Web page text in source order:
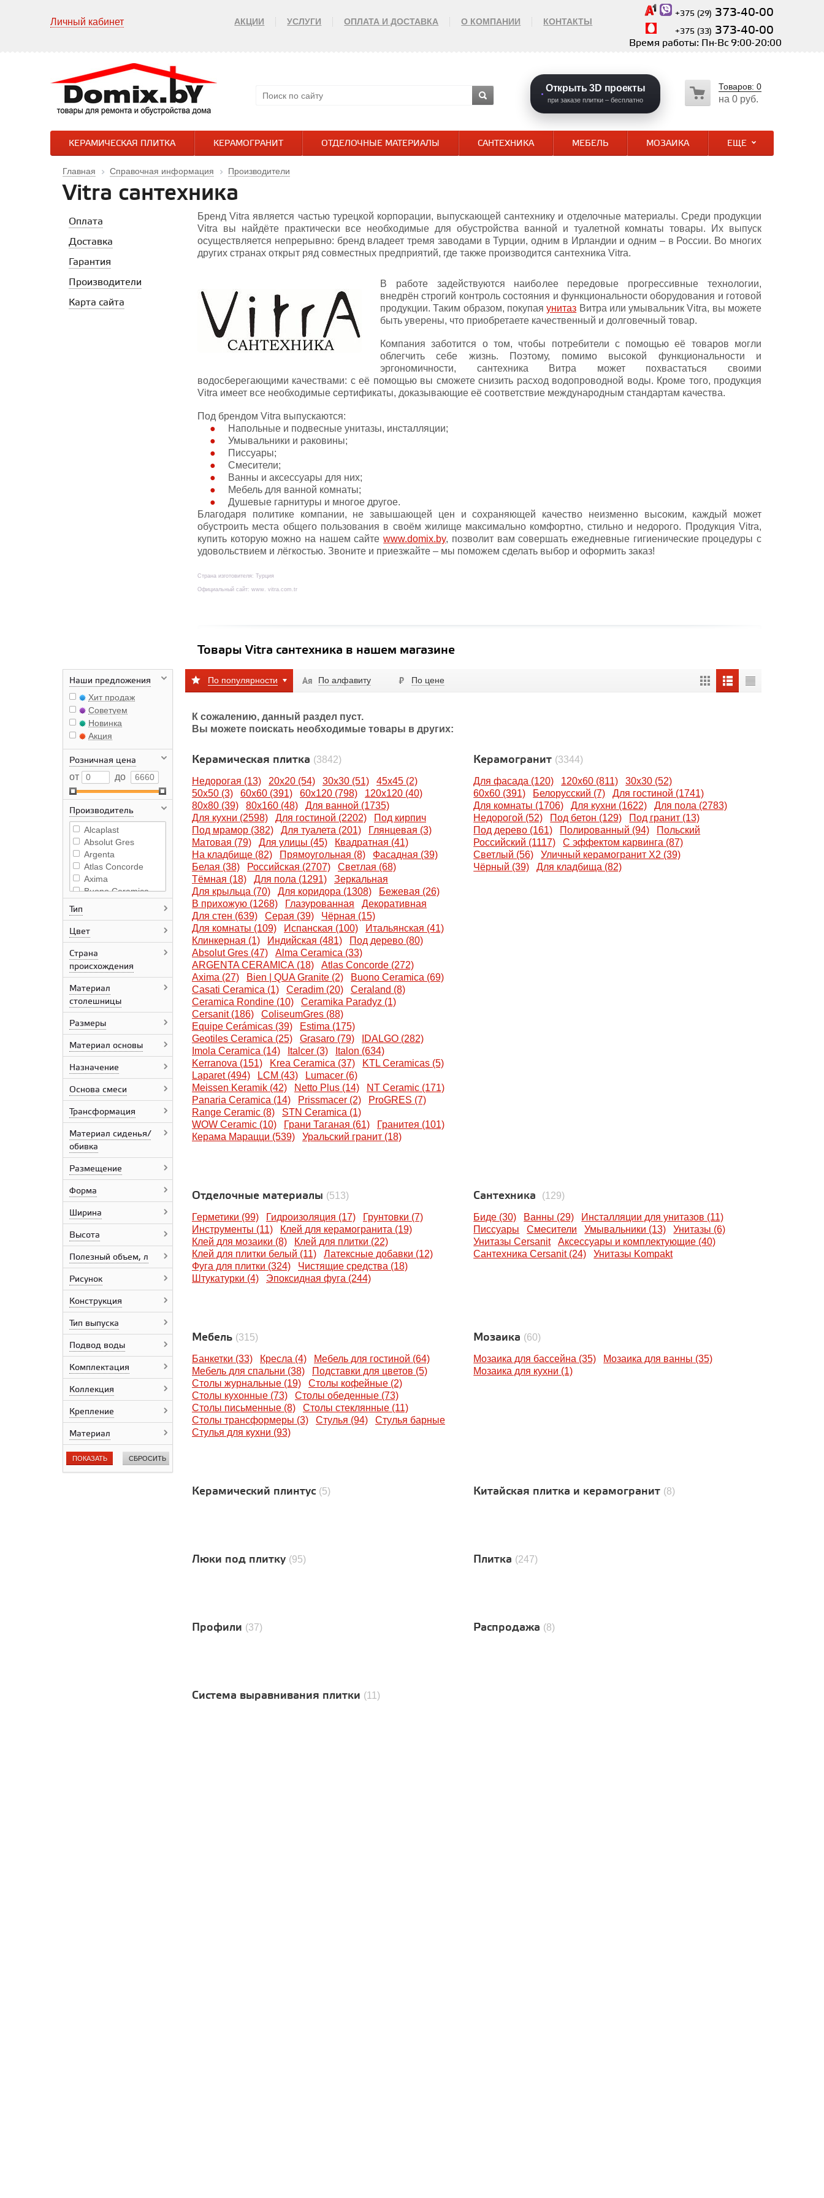
Личный кабинет АКЦИИ УСЛУГИ ОПЛАТА И ДОСТАВКА О КОМПАНИИ КОНТАКТЫ
+375 (29) 373-40-00
+375 (33) 373-40-00
Время работы: Пн-Вс 9:00-20:00
Открыть 3D проекты
при заказе плитки – бесплатно
Товаров: 0
на 0 руб.
КЕРАМИЧЕСКАЯ ПЛИТКА КЕРАМОГРАНИТ ОТДЕЛОЧНЫЕ МАТЕРИАЛЫ САНТЕХНИКА МЕБЕЛЬ МОЗАИКА ЕЩЕ
Главная Справочная информация Производители
Vitra сантехника
Оплата
Доставка
Гарантия
Производители
Карта сайта
Бренд Vitra является частью турецкой корпорации, выпускающей сантехнику и отделочные материалы. Среди продукции
Vitra вы найдёте практически все необходимые для обустройства ванной и туалетной комнаты товары. Их выпуск
осуществляется непрерывно: бренд владеет тремя заводами в Турции, одним в Ирландии и одним – в России. Во многих
других странах открыт ряд совместных предприятий, где также производится сантехника Vitra.
В работе задействуются наиболее передовые прогрессивные технологии,
внедрён строгий контроль состояния и функциональности оборудования и готовой
продукции. Таким образом, покупаяунитаз Витра или умывальник Vitra, вы можете
быть уверены, что приобретаете качественный и долговечный товар.
Компания заботится о том, чтобы потребители с помощью её товаров могли
облегчить себе жизнь. Поэтому, помимо высокой функциональности и
эргономичности, сантехника Витра может похвастаться своими
водосберегающими качествами: с её помощью вы сможете снизить расход водопроводной воды. Кроме того, продукция
Vitra имеет все необходимые сертификаты, доказывающие её соответствие международным стандартам качества.
Под брендом Vitra выпускаются:
Напольные и подвесные унитазы, инсталляции;
Умывальники и раковины;
Писсуары;
Смесители;
Ванны и аксессуары для них;
Мебель для ванной комнаты;
Душевые гарнитуры и многое другое.
Благодаря политике компании, не завышающей цен и сохраняющей качество неизменно высоким, каждый может
обустроить места общего пользования в своём жилище максимально комфортно, стильно и недорого. Продукция Vitra,
купить которую можно на нашем сайтеwww.domix.by, позволит вам совершать ежедневные гигиенические процедуры с
удовольствием и лёгкостью. Звоните и приезжайте – мы поможем сделать выбор и оформить заказ!
Страна изготовителя: Турция
Официальный сайт: www. vitra.com.tr
Товары Vitra сантехника в нашем магазине
Наши предложения
Хит продаж
Советуем
Новинка
Акция
Розничная цена
от
до
Производитель
Alcaplast
Absolut Gres
Argenta
Atlas Concorde
Axima
Buono Ceramica
Grossman
Geotiles Ceramica
Bonapart
Bonito Home
ColiseumGres
Ceramica Rondine
Casati Ceramica
Creavit
Cersanit
сантехника
Cersanit
Ceresit
Ceraland
Cerrad
Equipe Cerámicas
Estima
Ceramika Paradyz
Geberit
Italon
Imola Ceramica
IDALGO
KTL Ceramicas
Krea Ceramica
Kerakoll
Kerranova
Laparet
LCM
Lumacer
Mito
Motive
Meissen Keramik
Netto Plus
NT Ceramic
Panaria Ceramica
Prissmacer
ProGRES
Roca
Sopro
STN Ceramica
Range Ceramic
Wow Ceramic
Тип
Цвет
Страна
происхождения
Материал
столешницы
Размеры
Материал основы
Назначение
Основа смеси
Трансформация
Материал сиденья/
обивка
Размещение
Форма
Ширина
Высота
Полезный объем, л
Рисунок
Конструкция
Тип выпуска
Подвод воды
Комплектация
Коллекция
Крепление
Материал
ПОКАЗАТЬ СБРОСИТЬ
По популярности По алфавиту По цене
К сожалению, данный раздел пуст.
Вы можете поискать необходимые товары в других:
Керамическая плитка (3842)
Недорогая (13) 20x20 (54) 30x30 (51)
45x45 (2)
50x50 (3)
60x60 (391) 60x120 (798)
120x120 (40)
80х80 (39)
80х160 (48)
Для ванной (1735)
Для кухни (2598)
Для гостиной (2202)
Под кирпич
Под мрамор (382)
Для туалета (201)
Глянцевая (3)
Матовая (79)
Для улицы (45)
Квадратная (41)
На кладбище (82)
Прямоугольная (8)
Фасадная (39)
Белая (38)
Российская (2707)
Светлая (68)
Тёмная (18)
Для пола (1291)
Зеркальная
Для крыльца (70)
Для коридора (1308)
Бежевая (26)
В прихожую (1268)
Глазурованная
Декоративная
Для стен (639)
Серая (39)
Чёрная (15)
Для комнаты (109)
Испанская (100)
Итальянская (41)
Клинкерная (1)
Индийская (481)
Под дерево (80)
Absolut Gres (47)
Alma Ceramica (33)
ARGENTA CERAMICA (18)
Atlas Concorde (272)
Axima (27)
Bien | QUA Granite (2)
Buono Ceramica (69)
Casati Ceramica (1)
Ceradim (20)
Ceraland (8)
Ceramica Rondine (10)
Ceramika Paradyz (1)
Cersanit (186)
ColiseumGres (88)
Equipe Cerámicas (39)
Estima (175)
Geotiles Ceramica (25)
Grasaro (79)
IDALGO (282)
Imola Ceramica (14)
Italcer (3)
Italon (634)
Kerranova (151)
Krea Ceramica (37)
KTL Ceramicas (5)
Laparet (494)
LCM (43)
Lumacer (6)
Meissen Keramik (42)
Netto Plus (14)
NT Ceramic (171)
Panaria Ceramica (14)
Prissmacer (2)
ProGRES (7)
Range Ceramic (8)
STN Ceramica (1)
WOW Ceramic (10)
Грани Таганая (61)
Гранитея (101)
Керама Марацци (539)
Уральский гранит (18)
Керамогранит (3344)
Для фасада (120) 120x60 (811)
30x30 (52)
60x60 (391)
Белорусский (7)
Для гостиной (1741)
Для комнаты (1706)
Для кухни (1622)
Для пола (2783)
Недорогой (52)
Под бетон (129)
Под гранит (13)
Под дерево (161)
Полированный (94)
Польский
Российский (1117)
С эффектом карвинга (87)
Светлый (56)
Уличный керамогранит X2 (39)
Чёрный (39)
Для кладбища (82)
Отделочные материалы (513)
Герметики (99) Гидроизоляция (17)
Грунтовки (7)
Инструменты (11)
Клей для керамогранита (19)
Клей для мозаики (8)
Клей для плитки (22)
Клей для плитки белый (11)
Латексные добавки (12)
Фуга для плитки (324)
Чистящие средства (18)
Штукатурки (4)
Эпоксидная фуга (244)
Сантехника (129)
Биде (30) Ванны (29)
Инсталляции для унитазов (11)
Писсуары
Смесители Умывальники (13)
Унитазы (6)
Унитазы Cersanit
Аксессуары и комплектующие (40)
Сантехника Cersanit (24)
Унитазы Kompakt
Мебель (315)
Банкетки (33) Кресла (4)
Мебель для гостиной (64)
Мебель для спальни (38)
Подставки для цветов (5)
Столы журнальные (19)
Столы кофейные (2)
Столы кухонные (73)
Столы обеденные (73)
Столы письменные (8)
Столы стеклянные (11)
Столы трансформеры (3)
Стулья (94)
Стулья барные
Стулья для кухни (93)
Мозаика (60)
Мозаика для бассейна (35)
Мозаика для ванны (35)
Мозаика для кухни (1)
Керамический плинтус (5) Китайская плитка и керамогранит (8)
Люки под плитку (95) Плитка (247)
Профили (37) Распродажа (8)
Система выравнивания плитки (11)